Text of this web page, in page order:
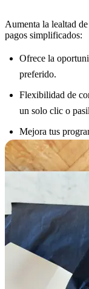
Aumenta la lealtad
pagos simplificados:
Ofrece la
preferido.
Flexibilidad de
un solo clic o
Mejora tus